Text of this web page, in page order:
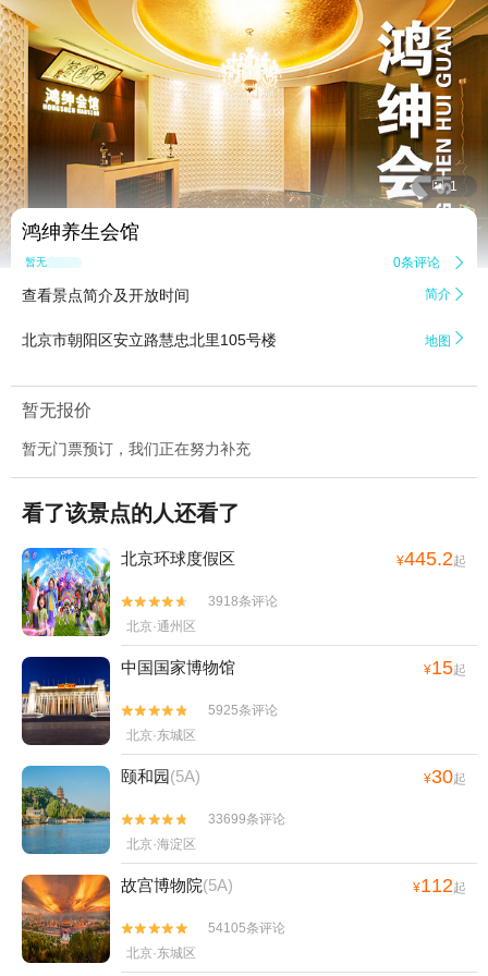
 1
鸿绅养生会馆
暂无点评 0条评论 
查看景点简介及开放时间 简介 
北京市朝阳区安立路慧忠北里105号楼 地图 
暂无报价
暂无门票预订，我们正在努力补充
看了该景点的人还看了
北京环球度假区 ¥445.2起


3918条评论
北京·通州区
中国国家博物馆 ¥15起


5925条评论
北京·东城区
颐和园(5A) ¥30起


33699条评论
北京·海淀区
故宫博物院(5A) ¥112起


54105条评论
北京·东城区
